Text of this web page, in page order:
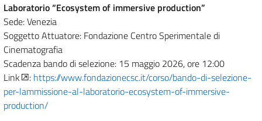
Laboratorio “Ecosystem of immersive production”
Sede: Venezia
Soggetto Attuatore: Fondazione Centro Sperimentale di
Cinematografia
Scadenza bando di selezione: 15 maggio 2026, ore 12:00
Link
: https://www.fondazionecsc.it/corso/bando-di-selezione-
per-lammissione-al-laboratorio-ecosystem-of-immersive-
production/